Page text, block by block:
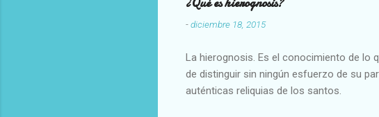
-diciembre 18, 2015
La hierognosis. Es el conocimiento de lo
de distinguir sin ningún esfuerzo de su
auténticas reliquias de los santos.